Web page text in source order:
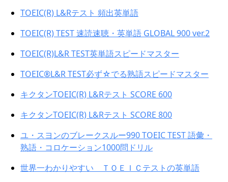
TOEIC(R) L&Rテスト 頻出英単語
TOEIC(R) TEST 速読速聴・英単語 GLOBAL 900 ver.2
TOEIC(R)L&R TEST英単語スピードマスター
TOEIC®L&R TEST必ず☆でる熟語スピードマスター
キクタンTOEIC(R) L&Rテスト SCORE 600
キクタンTOEIC(R) L&Rテスト SCORE 800
ユ・スヨンのブレークスルー990 TOEIC TEST 語彙・
熟語・コロケーション1000問ドリル
世界一わかりやすい ＴＯＥＩＣテストの英単語